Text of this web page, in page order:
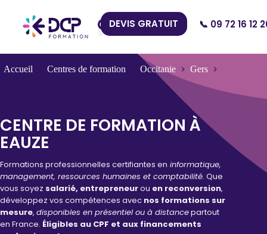
DEVIS GRATUIT 📞 09 72 16 12
Accueil Centres de formation Occitanie
Gers
CENTRE DE FORMATION À
EAUZE
Formations professionnelles certifiantes en informatique,
management, ressources humaines et comptabilité. Que
vous soyez salarié, entrepreneurou en reconversion,
développez vos compétences avec nos formations sur
mesure, disponibles en présentiel ou à distancepartout
en France. Éligibles au CPF et aux financements